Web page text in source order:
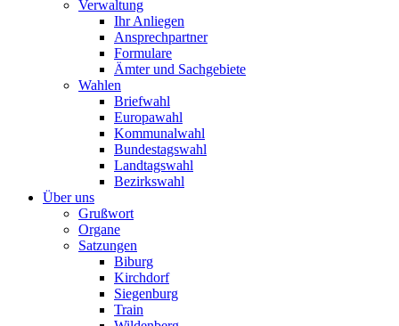
Verwaltung
Ihr Anliegen
Ansprechpartner
Formulare
Ämter und Sachgebiete
Wahlen
Briefwahl
Europawahl
Kommunalwahl
Bundestagswahl
Landtagswahl
Bezirkswahl
Über uns
Grußwort
Organe
Satzungen
Biburg
Kirchdorf
Siegenburg
Train